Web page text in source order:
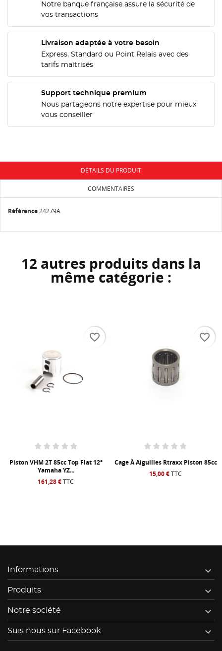
Notre banque française assure la sécurité de
vos transactions
Livraison adaptée à votre besoin
Express, Standard ou Point Relais avec des
tarifs maitrisés
Support technique premium
Nous partageons notre expertise pour mieux
vous conseiller
DÉTAILS DU PRODUIT
COMMENTAIRES
Référence24279A
12 autres produits dans la
même catégorie :
Piston VHM 2T 85cc Top Flat 12°
Yamaha YZ...
161,28 €TTC
favorite_border
Cage À Aiguilles Rtraxx Piston 85cc
15,00 €TTC
favorite_border
Informations 
Produits 
Notre société 
Suis nous sur Facebook 
MES LISTES
add_circle_outline
CRÉER UNE LISTE D'ENVIES
NOM DE LA LISTE D'ENVIES
Annuler Créer une liste d'envies
CONNEXION
Vous devez être connecté pour ajouter des produits
à votre liste d'envies.
Annuler Connexion